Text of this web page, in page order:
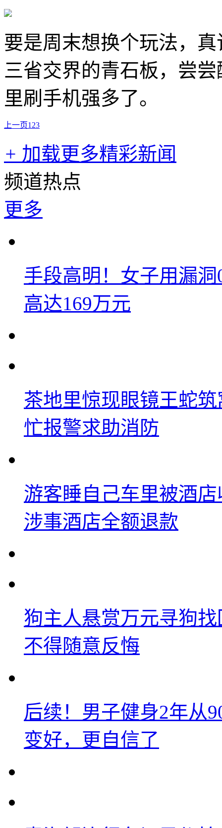
要是周末想换个玩法，
三省交界的青石板，尝
里刷手机强多了。
上一页1 23
+ 加载更多精彩新闻
频道热点
更多
手段高明！女子用漏
高达169万元
茶地里惊现眼镜王蛇
忙报警求助消防
游客睡自己车里被酒
涉事酒店全额退款
狗主人悬赏万元寻狗
不得随意反悔
后续！男子健身2年从
变好，更自信了